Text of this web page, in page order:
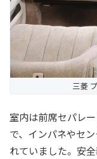
三菱
室内は前席セパレ
で、インパネやセ
れていました。安